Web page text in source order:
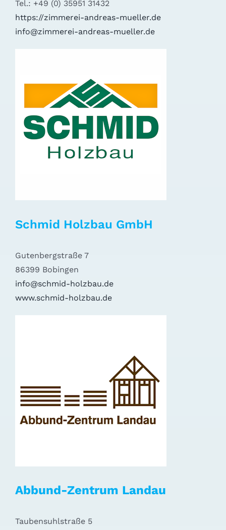
Tel.: +49 (0) 35951 31432
https://zimmerei-andreas-mueller.de
info@zimmerei-andreas-mueller.de
Schmid Holzbau GmbH
Gutenbergstraße 7
86399 Bobingen
info@schmid-holzbau.de
www.schmid-holzbau.de
Abbund-Zentrum Landau
Taubensuhlstraße 5